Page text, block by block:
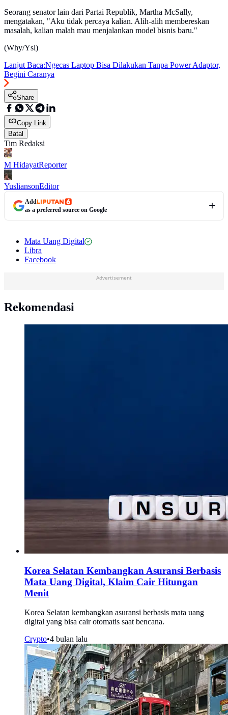
Seorang senator lain dari Partai Republik, Martha McSally,
mengatakan, "Aku tidak percaya kalian. Alih-alih membereskan
masalah, kalian malah mau menjalankan model bisnis baru."
(Why/Ysl)
Lanjut Baca:Ngecas Laptop Bisa Dilakukan Tanpa Power Adaptor,
Begini Caranya
Share
Copy Link
Batal
Tim Redaksi
M HidayatReporter
YusliansonEditor
Add
as a preferred source on Google
Mata Uang Digital
Libra
Facebook
Advertisement
Rekomendasi
Korea Selatan Kembangkan Asuransi Berbasis
Mata Uang Digital, Klaim Cair Hitungan
Menit
Korea Selatan kembangkan asuransi berbasis mata uang
digital yang bisa cair otomatis saat bencana.
Crypto•4 bulan lalu